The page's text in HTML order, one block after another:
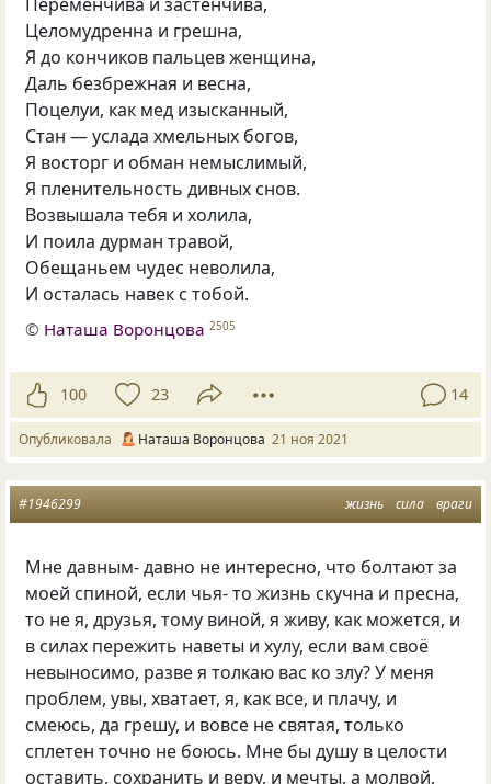
Целомудренна и грешна,
Я до кончиков пальцев женщина,
Даль безбрежная и весна,
Поцелуи, как мед изысканный,
Стан — услада хмельных богов,
Я восторг и обман немыслимый,
Я пленительность дивных снов.
Возвышала тебя и холила,
И поила дурман травой,
Обещаньем чудес неволила,
И осталась навек с тобой.
© Наташа Воронцова 2505
100 23 14
Опубликовала Наташа Воронцова 21 ноя 2021
жизнь сила враги
#1946299
Мне давным- давно не интересно, что болтают за
моей спиной, если чья- то жизнь скучна и пресна,
то не я, друзья, тому виной, я живу, как можется, и
в силах пережить наветы и хулу, если вам своё
невыносимо, разве я толкаю вас ко злу? У меня
проблем, увы, хватает, я, как все, и плачу, и
смеюсь, да грешу, и вовсе не святая, только
сплетен точно не боюсь. Мне бы душу в целости
оставить, сохранить и веру, и мечты, а молвой,